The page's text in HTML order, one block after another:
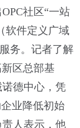
社区“一站
软件定义广域
务。记者了解
区总部基
德中心，凭
业降低初始
人表示，他